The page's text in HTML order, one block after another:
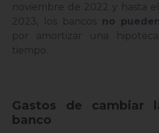
noviembre de 2022 y hasta
2023, los bancos no
por amortizar una
tiempo.
Gastos de cambiar
banco